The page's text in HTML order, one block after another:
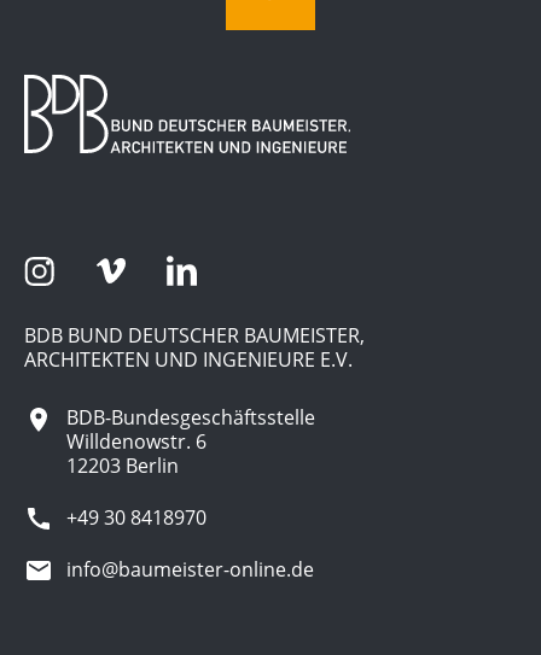
BDB BUND DEUTSCHER BAUMEISTER,
ARCHITEKTEN UND INGENIEURE E.V.
BDB-Bundesgeschäftsstelle
Willdenowstr. 6
12203 Berlin
+49 30 8418970
info@baumeister-online.de